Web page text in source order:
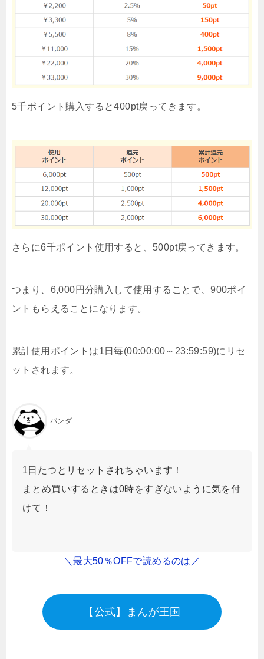
5千ポイント購入すると400pt戻ってきます。
さらに6千ポイント使用すると、500pt戻ってきます。
つまり、6,000円分購入して使用することで、900ポイ
ントもらえることになります。
累計使用ポイントは1日毎(00:00:00～23:59:59)にリセ
ットされます。
パンダ
1日たつとリセットされちゃいます！
まとめ買いするときは0時をすぎないように気を付
けて！
＼最大50％OFFで読めるのは／
【公式】まんが王国